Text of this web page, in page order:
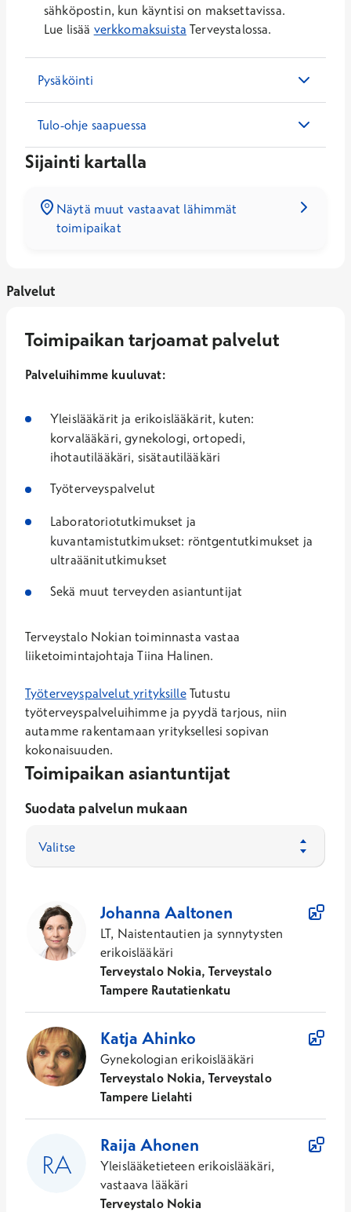
sähköpostin, kun käyntisi on maksettavissa.
Lue lisää verkkomaksuista Terveystalossa.
Pysäköinti
Tulo-ohje saapuessa
Sijainti kartalla
Näytä muut vastaavat lähimmät
toimipaikat
Palvelut
Toimipaikan tarjoamat palvelut
Palveluihimme kuuluvat:
Yleislääkärit ja erikoislääkärit, kuten:
korvalääkäri, gynekologi, ortopedi,
ihotautilääkäri, sisätautilääkäri
Työterveyspalvelut
Laboratoriotutkimukset ja
kuvantamistutkimukset: röntgentutkimukset ja
ultraäänitutkimukset
Sekä muut terveyden asiantuntijat
Terveystalo Nokian toiminnasta vastaa
liiketoimintajohtaja Tiina Halinen.
Työterveyspalvelut yrityksilleTutustu
työterveyspalveluihimme ja pyydä tarjous, niin
autamme rakentamaan yrityksellesi sopivan
kokonaisuuden.
Toimipaikan asiantuntijat
Suodata palvelun mukaan
Valitse
Johanna Aaltonen
LT, Naistentautien ja synnytysten
erikoislääkäri
Terveystalo Nokia, Terveystalo
Tampere Rautatienkatu
Katja Ahinko
Gynekologian erikoislääkäri
Terveystalo Nokia, Terveystalo
Tampere Lielahti
Raija Ahonen
Yleislääketieteen erikoislääkäri,
vastaava lääkäri
Terveystalo Nokia